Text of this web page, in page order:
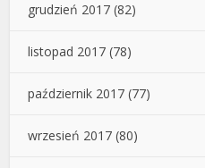
grudzień 2017 (82)
listopad 2017 (78)
październik 2017 (77)
wrzesień 2017 (80)